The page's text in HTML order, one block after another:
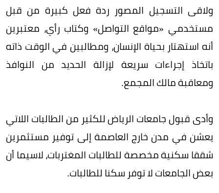
ولاقى التسجيل المصور ردة فعل كبيرة من قبل
مستخدمي «مواقع التواصل» وكتاب رأي، معتبرين
أنه استهتار بحياة الإنسان، ومطالبين في الوقت ذاته
باتخاذ إجراءات سريعة لإزالة الحديد من النوافذ
ومعاقبة مالك المجمع.
وأدى قبول جامعات الرياض للكثير من الطالبات اللاتي
يعشن في مدن خارج العاصمة إلى توفير مستثمرين
شققا سكنية مخصصة للطالبات المغتربات، لاسيما أن
بعض الجامعات لا توفر سكنا للطالبات.